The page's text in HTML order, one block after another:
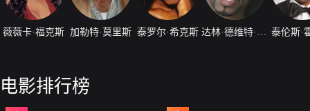
薇薇卡·福克斯 加勒特·莫里斯 泰罗尔·希克斯 泰伦斯·
电影排行榜